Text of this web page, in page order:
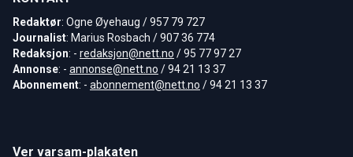
Redaktør: Ogne Øyehaug / 957 79 727
Journalist: Marius Rosbach / 907 36 774
Redaksjon: - redaksjon@nett.no / 95 77 97 27
Annonse: - annonse@nett.no / 94 21 13 37
Abonnement: - abonnement@nett.no / 94 21 13 37
Ver varsam-plakaten